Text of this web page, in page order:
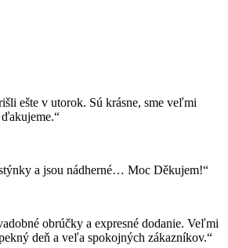
ešte v utorok. Sú krásne, sme veľmi
a jsou nádherné… Moc Děkujem!“
obrúčky a expresné dodanie. Veľmi
deň a veľa spokojných zákazníkov.“